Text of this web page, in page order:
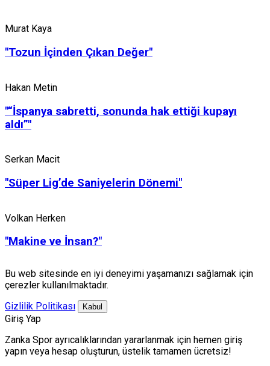
Boş Tribünlerin Anlattığı: Geç Kalmış Bir Uyanış
3 ay önce
değişimi
Murat Kaya
"Tozun İçinden Çıkan Değer"
Hakan Metin
"“İspanya sabretti, sonunda hak ettiği kupayı
aldı”"
Serkan Macit
"Süper Lig’de Saniyelerin Dönemi"
Volkan Herken
"Makine ve İnsan?"
Volkan Herken
Bu web sitesinde en iyi deneyimi yaşamanızı sağlamak için
çerezler kullanılmaktadır.
Gizlilik Politikası
Kabul
Giriş Yap
Zanka Spor ayrıcalıklarından yararlanmak için hemen giriş
yapın veya hesap oluşturun, üstelik tamamen ücretsiz!